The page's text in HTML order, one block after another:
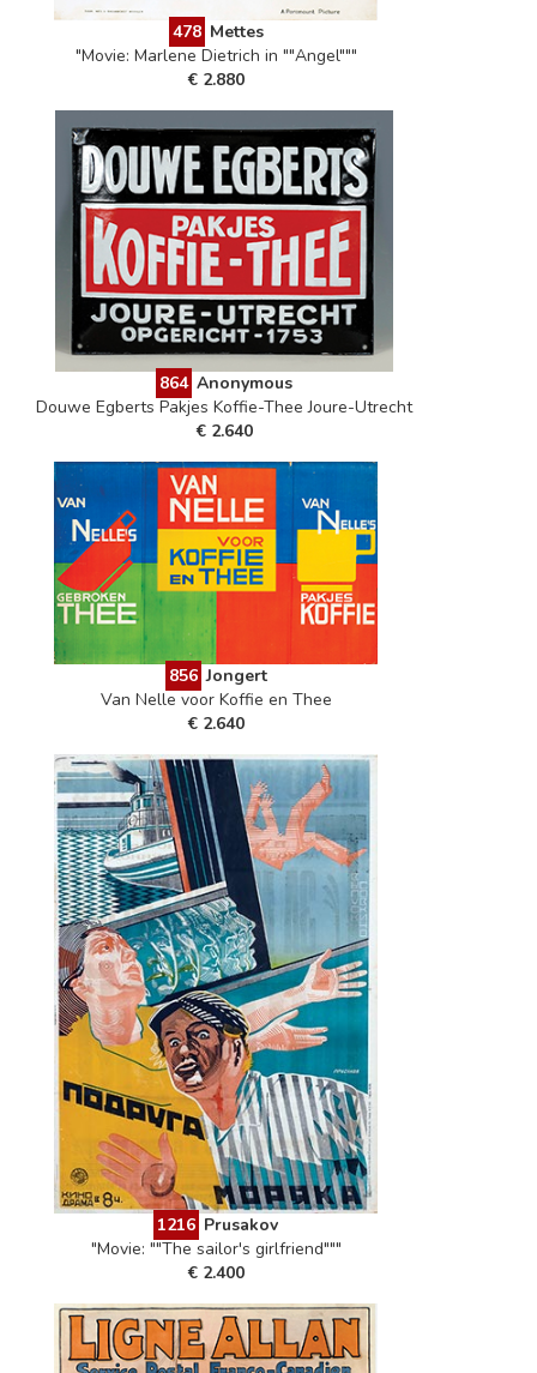
478 Mettes
"Movie: Marlene Dietrich in ""Angel"""
€ 2.880
864 Anonymous
Douwe Egberts Pakjes Koffie-Thee Joure-Utrecht
€ 2.640
856 Jongert
Van Nelle voor Koffie en Thee
€ 2.640
1216 Prusakov
"Movie: ""The sailor's girlfriend"""
€ 2.400